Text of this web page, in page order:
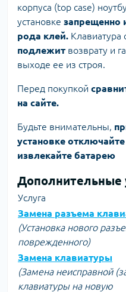
корпуса (top case)
установке запрещенно
рода клей. Клавиатура
подлежит возврату и
выходе ее из строя.
Перед покупкой
на сайте.
Будьте внимательны,
установке
извлекайте батарею
Дополнительные
Услуга
Замена разъема
(Установка нового
поврежденного)
Замена клавиатуры
(Замена неисправной
клавиатуры на новую